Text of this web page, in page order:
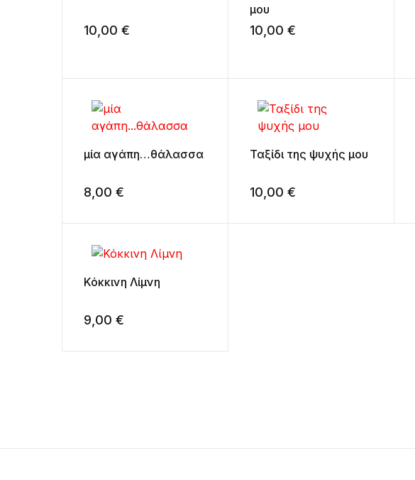
10,00 €
μου
10,00 €
μία αγάπη…θάλασσα
8,00 €
Ταξίδι της ψυχής μου
10,00 €
Κόκκινη Λίμνη
9,00 €